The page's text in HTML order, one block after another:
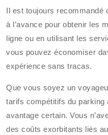
Il est toujours recommandé
à l’avance pour obtenir les
ligne ou en utilisant les
vous pouvez économiser
expérience sans tracas.
Que vous soyez un
tarifs compétitifs du parking
avantage certain. Vous
des coûts exorbitants liés